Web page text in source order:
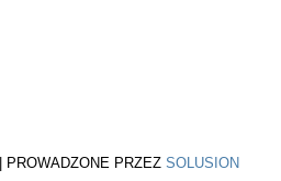
PROWADZONE PRZEZ SOLUSION